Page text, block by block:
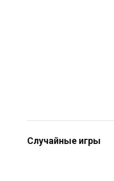
Случайные игры